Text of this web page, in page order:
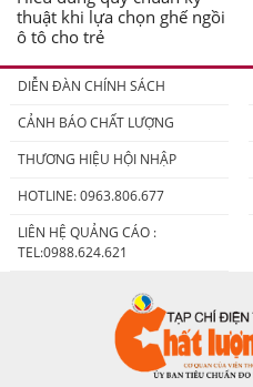
thuật khi lựa chọn ghế ngồi
ô tô cho trẻ
DIỄN ĐÀN CHÍNH SÁCH
CẢNH BÁO CHẤT LƯỢNG
THƯƠNG HIỆU HỘI NHẬP
HOTLINE: 0963.806.677
LIÊN HỆ QUẢNG CÁO :
TEL:0988.624.621